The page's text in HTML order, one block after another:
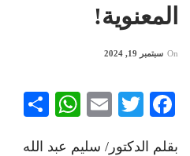
المعنوية!
On سبتمبر 19, 2024
Facebook
Twitter
Email
بقلم الدكتور/ سليم عبد الله